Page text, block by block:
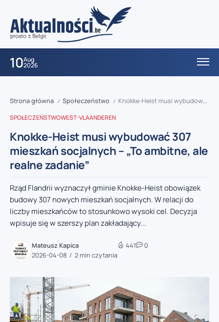
10Aug
2026
Strona główna / Społeczeństwo / Knokke-Heist musi wybudować 307 mieszkań socjalnych – „To ambitne, ale realne zadanie”
SPOŁECZEŃSTWOWEST-VLAANDEREN
Knokke-Heist musi wybudować 307
mieszkań socjalnych – „To ambitne, ale
realne zadanie”
Rząd Flandrii wyznaczył gminie Knokke-Heist obowiązek
budowy 307 nowych mieszkań socjalnych. W relacji do
liczby mieszkańców to stosunkowo wysoki cel. Decyzja
wpisuje się w szerszy plan zakładający...
Mateusz Kapica
2026-04-08
2 min czytania
441 0